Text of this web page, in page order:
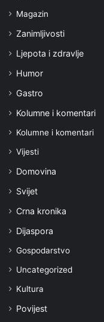
Magazin
Zanimljivosti
Ljepota i zdravlje
Humor
Gastro
Kolumne i komentari
Kolumne i komentari
Vijesti
Domovina
Svijet
Crna kronika
Dijaspora
Gospodarstvo
Uncategorized
Kultura
Povijest